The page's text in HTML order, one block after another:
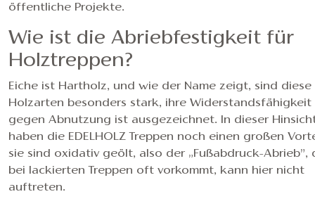
öffentliche Projekte.
Wie ist die Abriebfestigkeit für
Holztreppen?
Eiche ist Hartholz, und wie der Name zeigt, sind diese
Holzarten besonders stark, ihre Widerstandsfähigkeit
gegen Abnutzung ist ausgezeichnet. In dieser
haben die EDELHOLZ Treppen noch einen großen
sie sind oxidativ geölt, also der „Fußabdruck-Abrieb”,
bei lackierten Treppen oft vorkommt, kann hier nicht
auftreten.